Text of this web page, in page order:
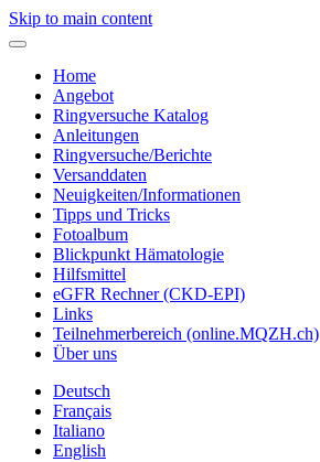
Skip to main content
Home
Angebot
Ringversuche Katalog
Anleitungen
Ringversuche/Berichte
Versanddaten
Neuigkeiten/Informationen
Tipps und Tricks
Fotoalbum
Blickpunkt Hämatologie
Hilfsmittel
eGFR Rechner (CKD-EPI)
Links
Teilnehmerbereich (online.MQZH.ch)
Über uns
Deutsch
Français
Italiano
English